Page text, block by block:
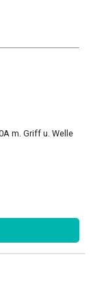
m. Griff u. Welle